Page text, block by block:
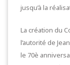
jusqu’à la
La création du
l’autorité de
le 70è